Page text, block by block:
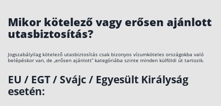
Mikor kötelező vagy erősen ajánlott
utasbiztosítás?
Jogszabályilag kötelező utasbiztosítás csak bizonyos vízumköteles országokba való
belépéskor van, de „erősen ajánlott” kategóriába szinte minden külföldi út tartozik.
EU / EGT / Svájc / Egyesült Királyság
esetén: